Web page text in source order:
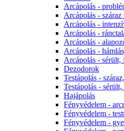
Arcápolás -
Arcápolás -
Arcápolás -
Arcápolás -
Arcápolás -
Arcápolás -
Arcápolás -
Dezodorok
Testápolás -
Testápolás -
Hajápolás
Fényvédelem -
Fényvédelem -
Fényvédelem -